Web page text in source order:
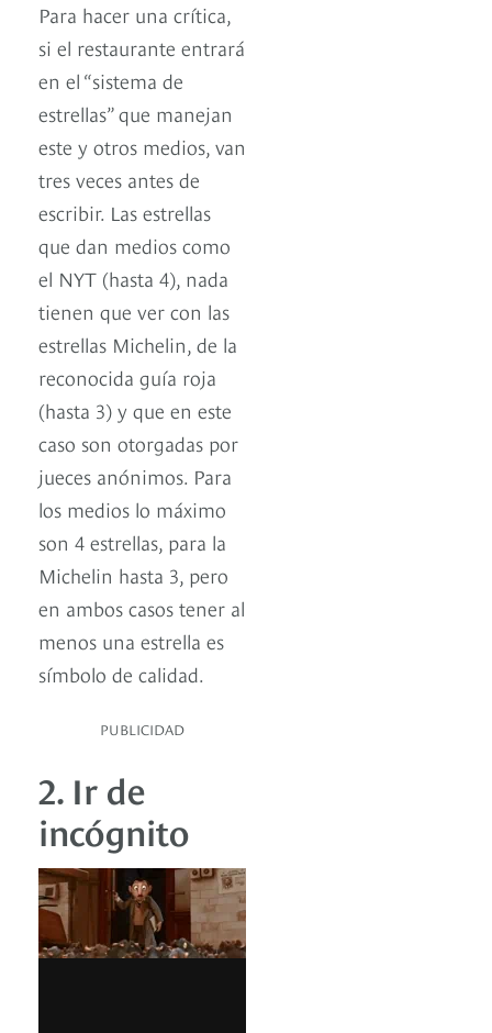
Para hacer una crítica,
si el restaurante entrará
en el “sistema de
estrellas” que manejan
este y otros medios, van
tres veces antes de
escribir. Las estrellas
que dan medios como
el NYT (hasta 4), nada
tienen que ver con las
estrellas Michelin, de la
reconocida guía roja
(hasta 3) y que en este
caso son otorgadas por
jueces anónimos. Para
los medios lo máximo
son 4 estrellas, para la
Michelin hasta 3, pero
en ambos casos tener al
menos una estrella es
símbolo de calidad.
PUBLICIDAD
2. Ir de
incógnito